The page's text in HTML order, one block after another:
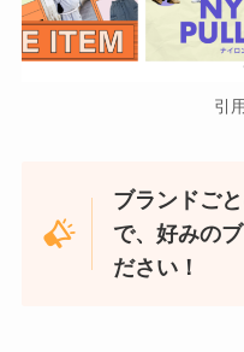
引
ブランドご
で、好みの
ださい！